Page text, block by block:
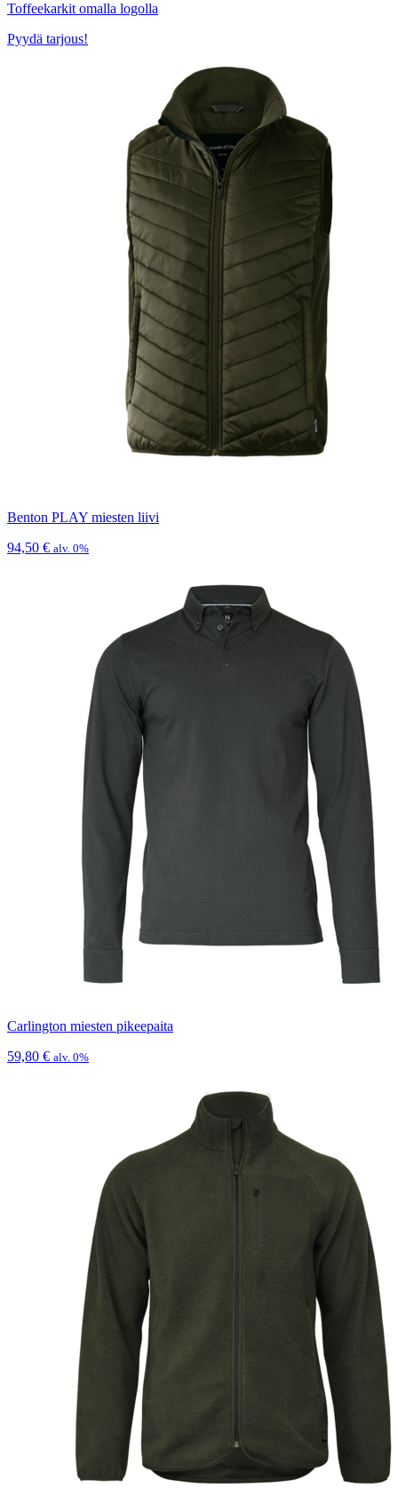
Toffeekarkit omalla logolla
Pyydä tarjous!
Benton PLAY miesten liivi
94,50 € alv. 0%
Carlington miesten pikeepaita
59,80 € alv. 0%